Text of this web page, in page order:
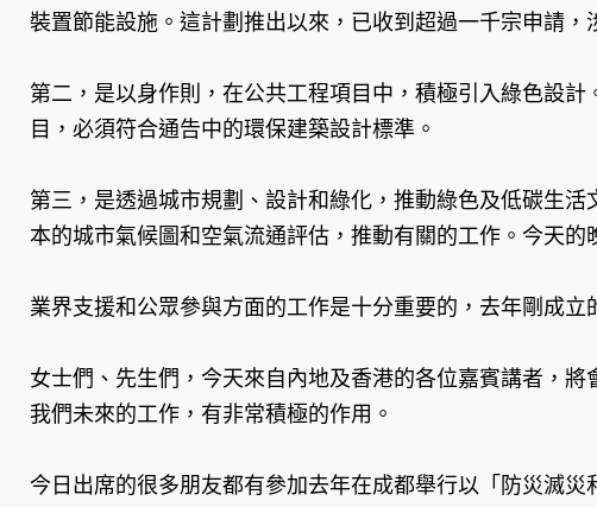
裝置節能設施。這計劃推出以來，已收到超過一千宗申請
第二，是以身作則，在公共工程項目中，積極引入綠色設
目，必須符合通告中的環保建築設計標準。
第三，是透過城市規劃、設計和綠化，推動綠色及低碳生
本的城市氣候圖和空氣流通評估，推動有關的工作。今天
業界支援和公眾參與方面的工作是十分重要的，去年剛成
女士們、先生們，今天來自內地及香港的各位嘉賓講者，
我們未來的工作，有非常積極的作用。
今日出席的很多朋友都有參加去年在成都舉行以「防災滅